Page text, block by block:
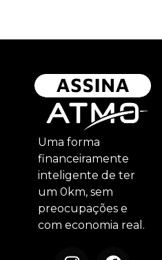
Uma forma
financeiramente
inteligente de ter
um 0km, sem
preocupações e
com economia real.